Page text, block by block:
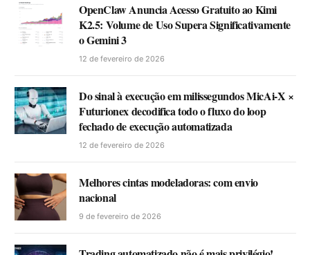
OpenClaw Anuncia Acesso Gratuito ao Kimi
K2.5: Volume de Uso Supera Significativamente
o Gemini 3
12 de fevereiro de 2026
Do sinal à execução em milissegundos MicAi-X ×
Futurionex decodifica todo o fluxo do loop
fechado de execução automatizada
12 de fevereiro de 2026
Melhores cintas modeladoras: com envio
nacional
9 de fevereiro de 2026